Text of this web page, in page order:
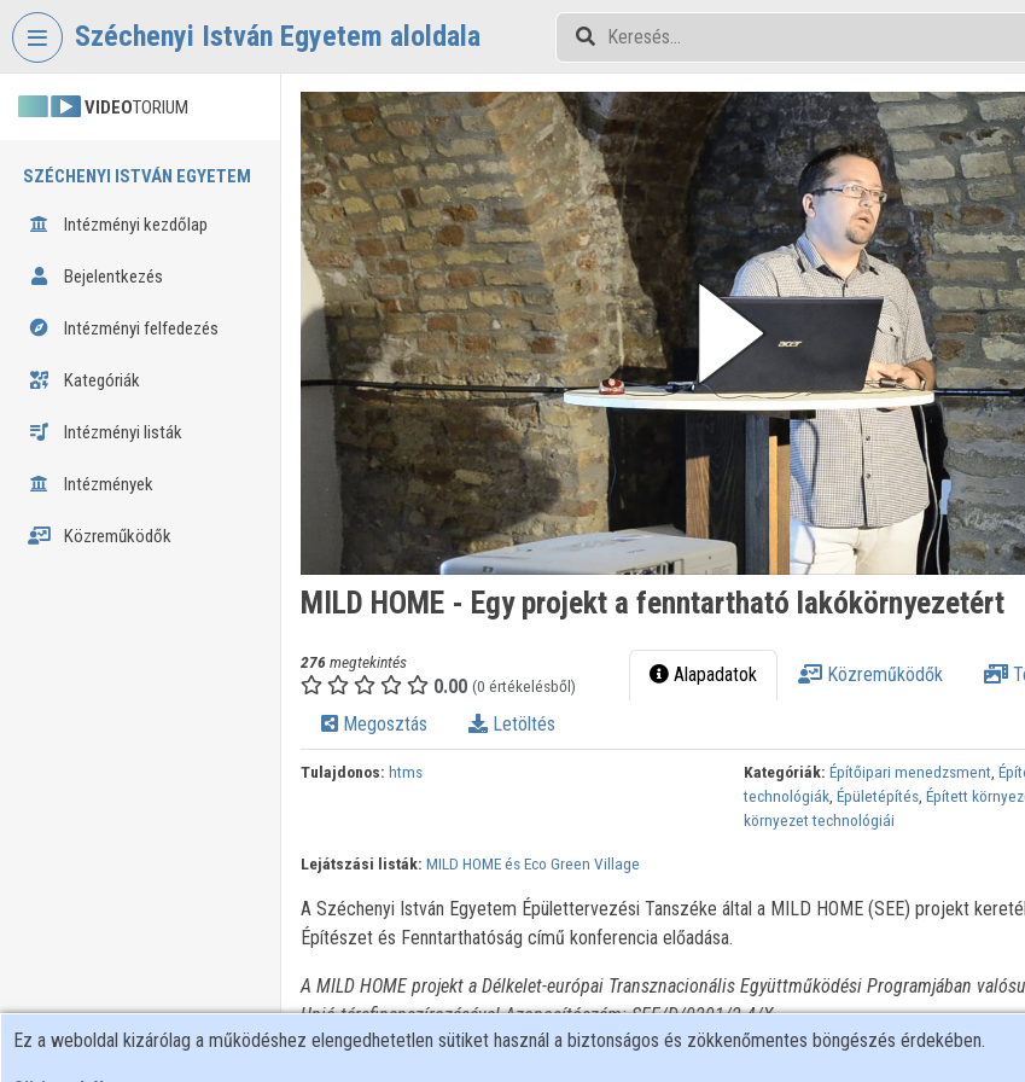
Fejléc kihagyása
Széchenyi István Egyetem aloldala
VIDEOTORIUM
SZÉCHENYI ISTVÁN EGYETEM
Intézményi kezdőlap
Bejelentkezés
Intézményi felfedezés
Kategóriák
Intézményi listák
Intézmények
Közreműködők
MILD HOME - Egy projekt a fenntartható lakókörnyezetért
276 megtekintés
0.00 (0 értékelésből) Alapadatok Közreműködők
Megosztás Letöltés
Tulajdonos: htms Kategóriák: Építőipari menedzsment,
technológiák,Épületépítés,Épített
környezet technológiái
Lejátszási listák: MILD HOME és Eco Green Village
A Széchenyi István Egyetem Épülettervezési Tanszéke által a MILD HOME (SEE) projekt
Építészet és Fenntarthatóság című konferencia előadása.
A MILD HOME projekt a Délkelet-európai Transznacionális Együttműködési Programjában
Unió társfinanszírozásával Azonosítószám: SEE/D/0201/2.4/X
Ez a weboldal kizárólag a működéshez elengedhetetlen sütiket használ a biztonságos és zökkenőmentes böngészés érdekében.